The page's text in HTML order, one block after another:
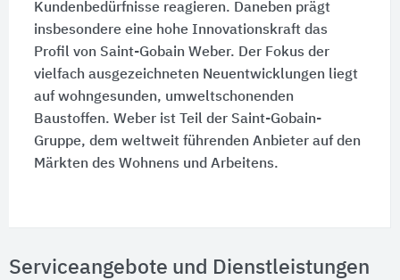
Kundenbedürfnisse reagieren. Daneben prägt
insbesondere eine hohe Innovationskraft das
Profil von Saint-Gobain Weber. Der Fokus der
vielfach ausgezeichneten Neuentwicklungen liegt
auf wohngesunden, umweltschonenden
Baustoffen. Weber ist Teil der Saint-Gobain-
Gruppe, dem weltweit führenden Anbieter auf den
Märkten des Wohnens und Arbeitens.
Serviceangebote und Dienstleistungen